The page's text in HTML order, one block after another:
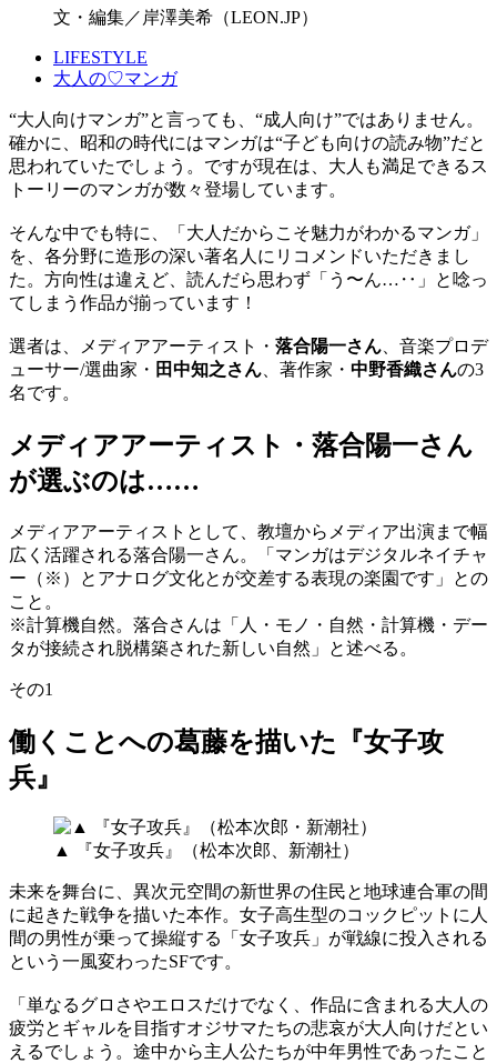
文・編集／岸澤美希（LEON.JP）
LIFESTYLE
大人の♡マンガ
“大人向けマンガ”と言っても、“成人向け”ではありません。
確かに、昭和の時代にはマンガは“子ども向けの読み物”だと
思われていたでしょう。ですが現在は、大人も満足できるス
トーリーのマンガが数々登場しています。
そんな中でも特に、「大人だからこそ魅力がわかるマンガ」
を、各分野に造形の深い著名人にリコメンドいただきまし
た。方向性は違えど、読んだら思わず「う〜ん…‥」と唸っ
てしまう作品が揃っています！
選者は、メディアアーティスト・ 落合陽一さん 、音楽プロデ
ューサー/選曲家・ 田中知之さん 、著作家・ 中野香織さんの3
名です。
メディアアーティスト・落合陽一さん
が選ぶのは……
メディアアーティストとして、教壇からメディア出演まで幅
広く活躍される落合陽一さん。「マンガはデジタルネイチャ
ー（※）とアナログ文化とが交差する表現の楽園です」との
こと。
※計算機自然。落合さんは「人・モノ・自然・計算機・デー
タが接続され脱構築された新しい自然」と述べる。
その1
働くことへの葛藤を描いた『女子攻
兵』
▲ 『女子攻兵』（松本次郎、新潮社）
未来を舞台に、異次元空間の新世界の住民と地球連合軍の間
に起きた戦争を描いた本作。女子高生型のコックピットに人
間の男性が乗って操縦する「女子攻兵」が戦線に投入される
という一風変わったSFです。
「単なるグロさやエロスだけでなく、作品に含まれる大人の
疲労とギャルを目指すオジサマたちの悲哀が大人向けだとい
えるでしょう。途中から主人公たちが中年男性であったこと